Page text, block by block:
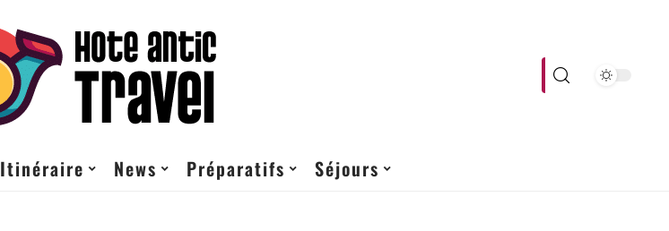
Itinéraire News Préparatifs Séjours